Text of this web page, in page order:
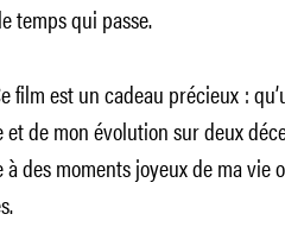
temps qui passe.
film est un cadeau précieux :
de mon évolution sur deux
à des moments joyeux de ma vie